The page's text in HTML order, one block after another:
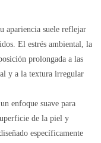
apariencia suele reflejar
El estrés ambiental, la
prolongada a las
y a la textura irregular
enfoque suave para
de la piel y
específicamente